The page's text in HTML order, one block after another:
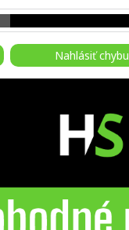
Nahlásiť chybu